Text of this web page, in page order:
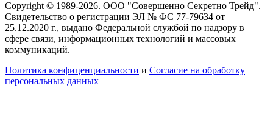
Copyright © 1989-2026. ООО "Совершенно Секретно Трейд".
Свидетельство о регистрации ЭЛ № ФС 77-79634 от
25.12.2020 г., выдано Федеральной службой по надзору в
сфере связи, информационных технологий и массовых
коммуникаций.
Политика конфиценциальности и Согласие на обработку
персональных данных